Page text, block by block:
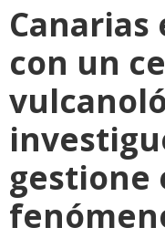
con un
gestione